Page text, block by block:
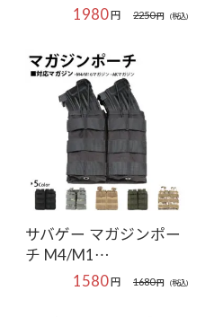
2250円 (税込)
1980円
サバゲー マガジンポー
チ M4/M1…
1680円 (税込)
1580円